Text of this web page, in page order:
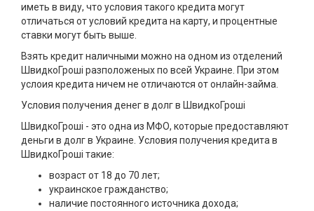
иметь в виду, что условия такого кредита могут
отличаться от условий кредита на карту, и процентные
ставки могут быть выше.
Взять кредит наличными можно на одном из отделений
ШвидкоГроші разположеных по всей Украине. При этом
услоия кредита ничем не отличаются от онлайн-займа.
Условия получения денег в долг в ШвидкоГроші
ШвидкоГроші - это одна из МФО, которые предоставляют
деньги в долг в Украине. Условия получения кредита в
ШвидкоГроші такие:
возраст от 18 до 70 лет;
украинское гражданство;
наличие постоянного источника дохода;